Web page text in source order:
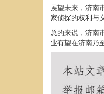
展望未来，济南
家侦探的权利与
总的来说，济南
业有望在济南乃